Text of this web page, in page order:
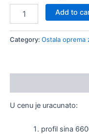
Add to
Category: Ostala oprema
U cenu je uracunato:
profil sina